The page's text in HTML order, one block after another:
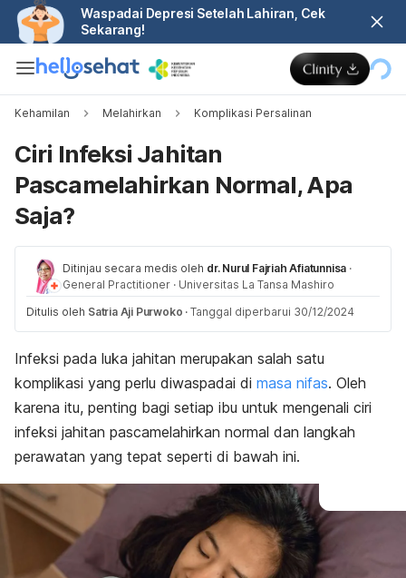
Waspadai Depresi Setelah Lahiran, Cek
Sekarang!
Kehamilan Melahirkan Komplikasi Persalinan
Ciri Infeksi Jahitan
Pascamelahirkan Normal, Apa
Saja?
Ditinjau secara medis oleh dr. Nurul Fajriah Afiatunnisa ·
General Practitioner · Universitas La Tansa Mashiro
Ditulis oleh Satria Aji Purwoko · Tanggal diperbarui 30/12/2024
Infeksi pada luka jahitan merupakan salah satu
komplikasi yang perlu diwaspadai di masa nifas. Oleh
karena itu, penting bagi setiap ibu untuk mengenali ciri
infeksi jahitan pascamelahirkan normal dan langkah
perawatan yang tepat seperti di bawah ini.